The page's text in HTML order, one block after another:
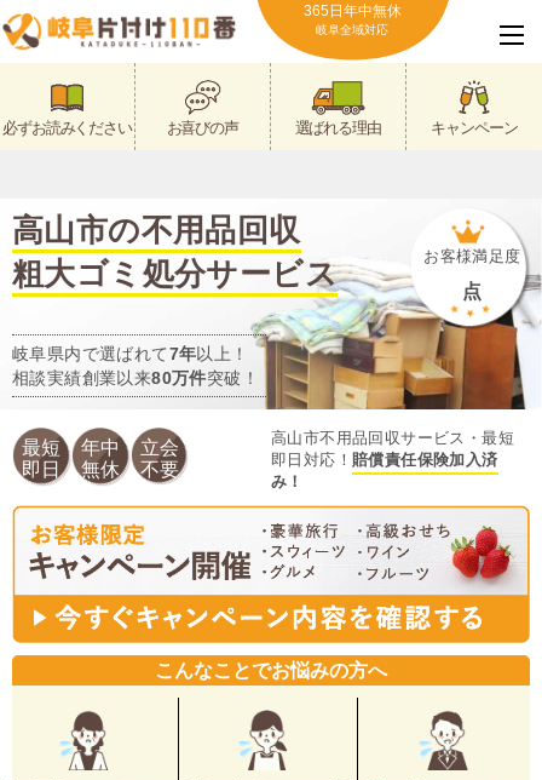
365日年中無休
岐阜全域対応
必ずお読みください お喜びの声 選ばれる理由 キャンペーン
高山市の不用品回収
粗大ゴミ処分サービス
岐阜県内で選ばれて7年以上！
相談実績創業以来80万件突破！
お客様満足度
点
最短
即日
年中
無休
立会
不要
高山市不用品回収サービス・最短
即日対応！ 賠償責任保険加入済
み！
こんなことでお悩みの方へ